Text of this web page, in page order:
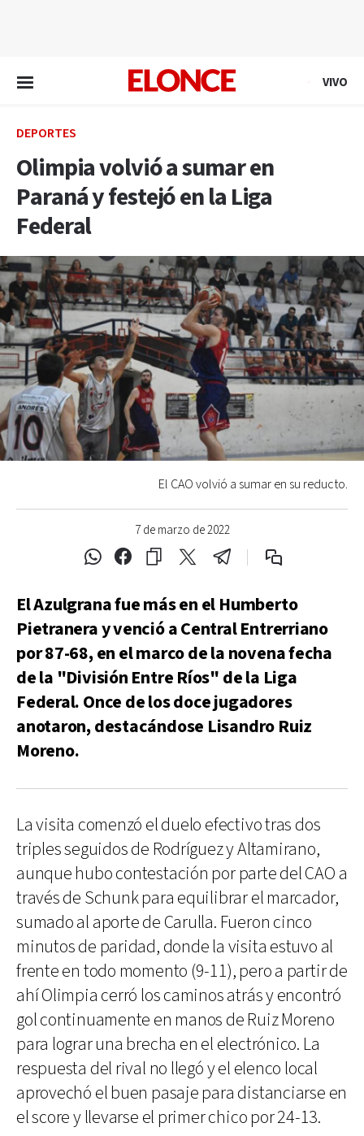
VIVO
DEPORTES
Olimpia volvió a sumar en
Paraná y festejó en la Liga
Federal
7 de marzo de 2022
El CAO volvió a sumar en su reducto.
El Azulgrana fue más en el Humberto
Pietranera y venció a Central Entrerriano
por 87-68, en el marco de la novena fecha
de la "División Entre Ríos" de la Liga
Federal. Once de los doce jugadores
anotaron, destacándose Lisandro Ruiz
Moreno.
La visita comenzó el duelo efectivo tras dos
triples seguidos de Rodríguez y Altamirano,
aunque hubo contestación por parte del CAO a
través de Schunk para equilibrar el marcador,
sumado al aporte de Carulla. Fueron cinco
minutos de paridad, donde la visita estuvo al
frente en todo momento (9-11), pero a partir de
ahí Olimpia cerró los caminos atrás y encontró
gol continuamente en manos de Ruiz Moreno
para lograr una brecha en el electrónico. La
respuesta del rival no llegó y el elenco local
aprovechó el buen pasaje para distanciarse en
el score y llevarse el primer chico por 24-13.